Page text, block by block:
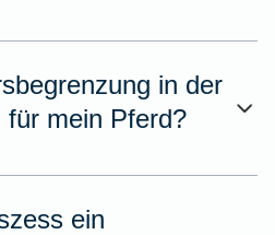
in der
für mein Pferd?
ein